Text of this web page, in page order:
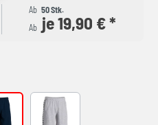
Ab 50 Stk.
Ab je 19,90 € *
BLACK GREY-BLACK